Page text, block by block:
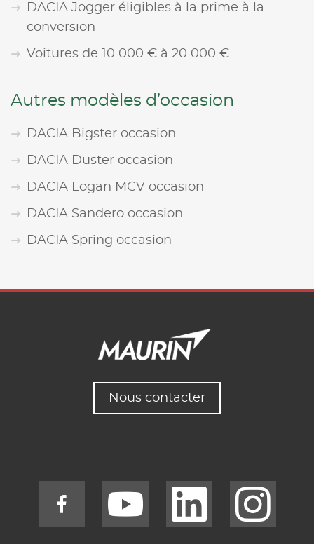
DACIA Jogger éligibles à la prime à la
conversion
Voitures de 10 000 € à 20 000 €
Autres modèles d’occasion
DACIA Bigster occasion
DACIA Duster occasion
DACIA Logan MCV occasion
DACIA Sandero occasion
DACIA Spring occasion
Nous contacter